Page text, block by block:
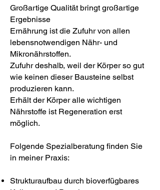
Großartige Qualität bringt großartige
Ergebnisse
Ernährung ist die Zufuhr von allen
lebensnotwendigen Nähr- und
Mikronährstoffen.
Zufuhr deshalb, weil der Körper so gut
wie keinen dieser Bausteine selbst
produzieren kann.
Erhält der Körper alle wichtigen
Nährstoffe ist Regeneration erst
möglich.
Folgende Spezialberatung finden Sie
in meiner Praxis:
Strukturaufbau durch bioverfügbares